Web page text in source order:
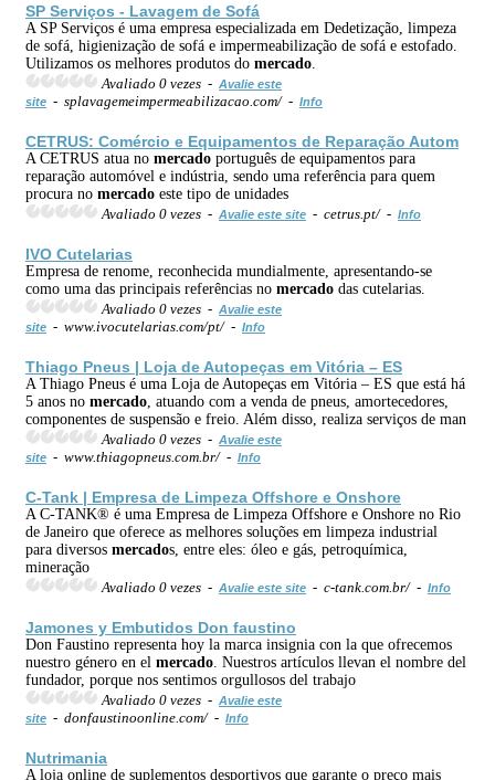
SP Serviços - Lavagem de Sofá
A SP Serviços é uma empresa especializada em Dedetização, limpeza
de sofá, higienização de sofá e impermeabilização de sofá e estofado.
Utilizamos os melhores produtos do mercado
Avaliado 0 vezes - Avalie este
site - splavagemeimpermeabilizacao.com/ - Info
CETRUS: Comércio e Equipamentos de Reparação Autom
A CETRUS atua no mercado português de equipamentos para
reparação automóvel e indústria, sendo uma referência para quem
procura no mercado este tipo de unidades
Avaliado 0 vezes - Avalie este site - cetrus.pt/ - Info
IVO Cutelarias
Empresa de renome, reconhecida mundialmente, apresentando-se
como uma das principais referências no mercado das cutelarias.
Avaliado 0 vezes - Avalie este
site - www.ivocutelarias.com/pt/ - Info
Thiago Pneus | Loja de Autopeças em Vitória – ES
A Thiago Pneus é uma Loja de Autopeças em Vitória – ES que está há
5 anos no mercado , atuando com a venda de pneus, amortecedores,
componentes de suspensão e freio. Além disso, realiza serviços de man
Avaliado 0 vezes - Avalie este
site - www.thiagopneus.com.br/ - Info
C-Tank | Empresa de Limpeza Offshore e Onshore
A C-TANK® é uma Empresa de Limpeza Offshore e Onshore no Rio
de Janeiro que oferece as melhores soluções em limpeza industrial
para diversos mercados, entre eles: óleo e gás, petroquímica,
mineração
Avaliado 0 vezes - Avalie este site - c-tank.com.br/ - Info
Jamones y Embutidos Don faustino
Don Faustino representa hoy la marca insignia con la que ofrecemos
nuestro género en el mercado . Nuestros artículos llevan el nombre del
fundador, porque nos sentimos orgullosos del trabajo
Avaliado 0 vezes - Avalie este
site - donfaustinoonline.com/ - Info
Nutrimania
A loja online de suplementos desportivos que garante o preço mais